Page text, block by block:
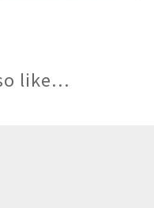
like...